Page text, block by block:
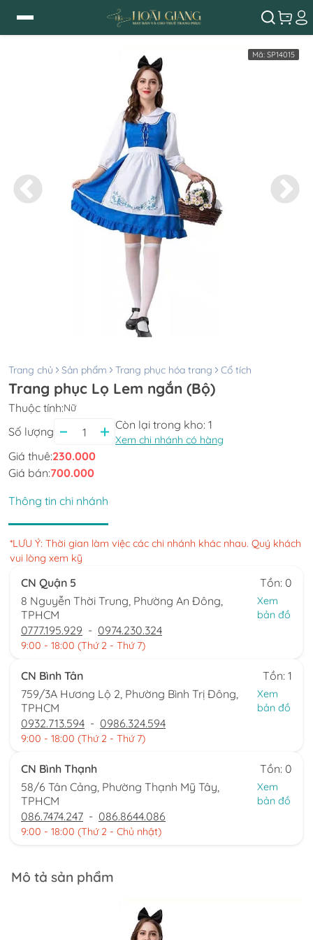
Mã: SP14015
Trang chủ Sản phẩm Trang phục hóa trang Cổ tích
Trang phục Lọ Lem ngắn (Bộ)
Thuộc tính:Nữ
Số lượng
Còn lại trong kho: 1
Xem chi nhánh có hàng
Giá thuê:230.000
Giá bán:700.000
Thông tin chi nhánh
*LƯU Ý: Thời gian làm việc các chi nhánh khác nhau. Quý khách
vui lòng xem kỹ
CN Quận 5
Tồn: 0
8 Nguyễn Thời Trung, Phường An Đông,
TPHCM
Xem
bản đồ
0777.195.929 - 0974.230.324
9:00 - 18:00 (Thứ 2 - Thứ 7)
CN Bình Tân
Tồn: 1
759/3A Hương Lộ 2, Phường Bình Trị Đông,
TPHCM
Xem
bản đồ
0932.713.594 - 0986.324.594
9:00 - 18:00 (Thứ 2 - Thứ 7)
CN Bình Thạnh
Tồn: 0
58/6 Tân Cảng, Phường Thạnh Mỹ Tây,
TPHCM
Xem
bản đồ
086.7474.247 - 086.8644.086
9:00 - 18:00 (Thứ 2 - Chủ nhật)
Mô tả sản phẩm